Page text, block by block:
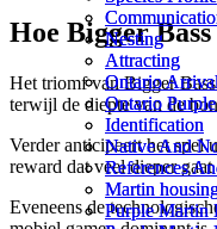
Nesting
Attracting
Ontario
Ontario
Identification
Native And
References
Martin
Purple Martin
Nesting
Attracting
Ontario
Ontario
Identification
Native And
References
Martin
Purple Martin
Hoe Bigger
Het triomf van Bigger
terwijl de diepte van de
Verder anticipeert het spel
reward dat veel dieper
Eveneens de